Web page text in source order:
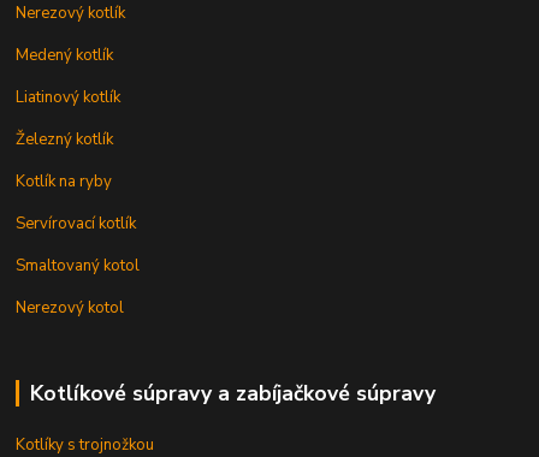
Nerezový kotlík
Medený kotlík
Liatinový kotlík
Železný kotlík
Kotlík na ryby
Servírovací kotlík
Smaltovaný kotol
Nerezový kotol
Kotlíkové súpravy a zabíjačkové súpravy
Kotlíky s trojnožkou